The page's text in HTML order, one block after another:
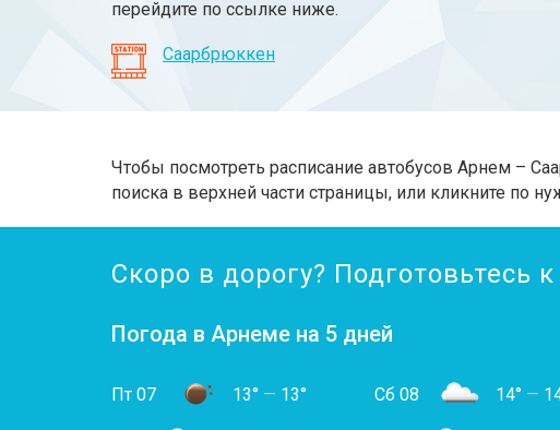
перейдите по ссылке ниже.
Саарбрюккен
Чтобы посмотреть расписание автобусов Арнем –
поиска в верхней части страницы, или кликните по
Скоро в дорогу? Подготовьтесь
Погода в Арнеме на 5 дней
Пт 07 13° — 13° Сб 08 14° —